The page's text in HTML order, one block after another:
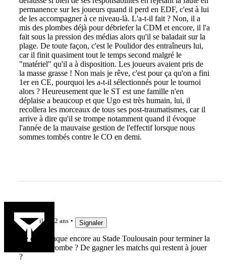
permanence sur les joueurs quand il perd en EDF, c'est à lui
de les accompagner à ce niveau-là. L'a-t-il fait ? Non, il a
mis des plombes déjà pour débriefer la CDM et encore, il l'a
fait sous la pression des médias alors qu'il se baladait sur la
plage. De toute façon, c'est le Poulidor des entraîneurs lui,
car il finit quasiment tout le temps second malgré le
"matériel" qu'il a à disposition. Les joueurs avaient pris de
la masse grasse ! Non mais je rêve, c'est pour ça qu'on a fini
1er en CE, pourquoi les a-t-il sélectionnés pour le tournoi
alors ? Heureusement que le ST est une famille n'en
déplaise a beaucoup et que Ugo est très humain, lui, il
recollera les morceaux de tous ses post-traumatismes, car il
arrive à dire qu'il se trompe notamment quand il évoque
l'année de la mauvaise gestion de l'effectif lorsque nous
sommes tombés contre le CO en demi.
il y a 2 ans Signaler
Ce qui manque encore au Stade Toulousain pour terminer la
saison en trombe ? De gagner les matchs qui restent à jouer
?